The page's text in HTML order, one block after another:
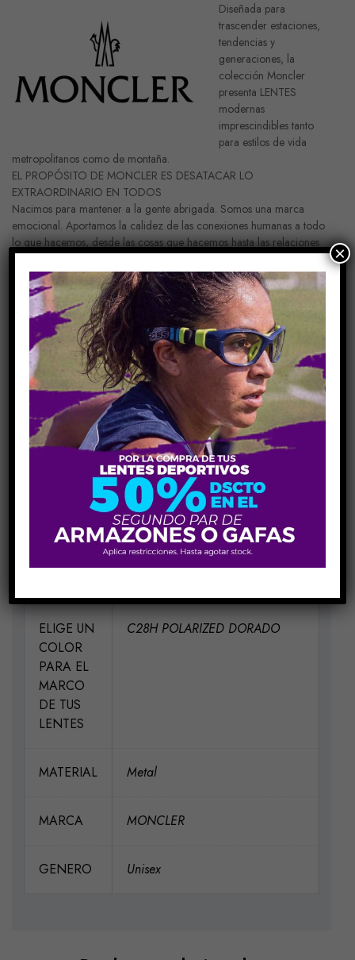
Diseñada para
trascender estaciones,
tendencias y
generaciones, la
colección Moncler
presenta LENTES
modernas
imprescindibles tanto
para estilos de vida
metropolitanos como de montaña.
EL PROPÓSITO DE MONCLER ES DESATACAR LO
EXTRAORDINARIO EN TODOS
Nacimos para mantener a la gente abrigada. Somos una marca
emocional. Aportamos la calidez de las conexiones humanas a todo
lo que hacemos, desde las cosas que hacemos hasta las relaciones
pequeños, con empatía y confianza.
Elige Un Color Para El Marco De Tus Lentes
Añadir Al Carrito
COMPARE
INFORMACIÓN ADICIONAL
ELIGE UN
COLOR
PARA EL
MARCO
DE TUS
LENTES
C28H POLARIZED DORADO
MATERIAL Metal
MARCA MONCLER
GENERO Unisex
×